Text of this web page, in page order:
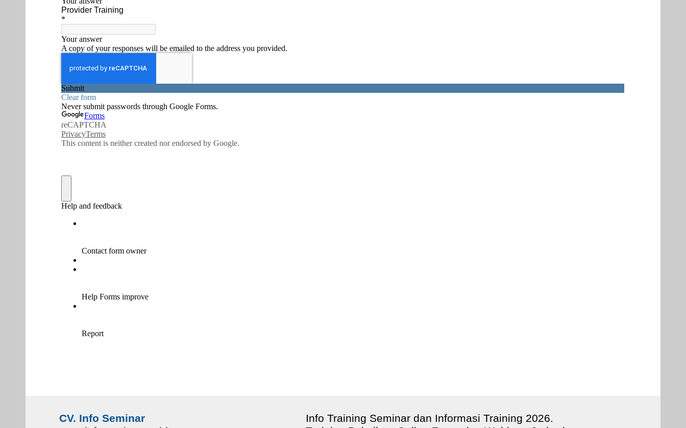
CV. Info Seminar
Info Training Seminar dan Informasi Training 2026.